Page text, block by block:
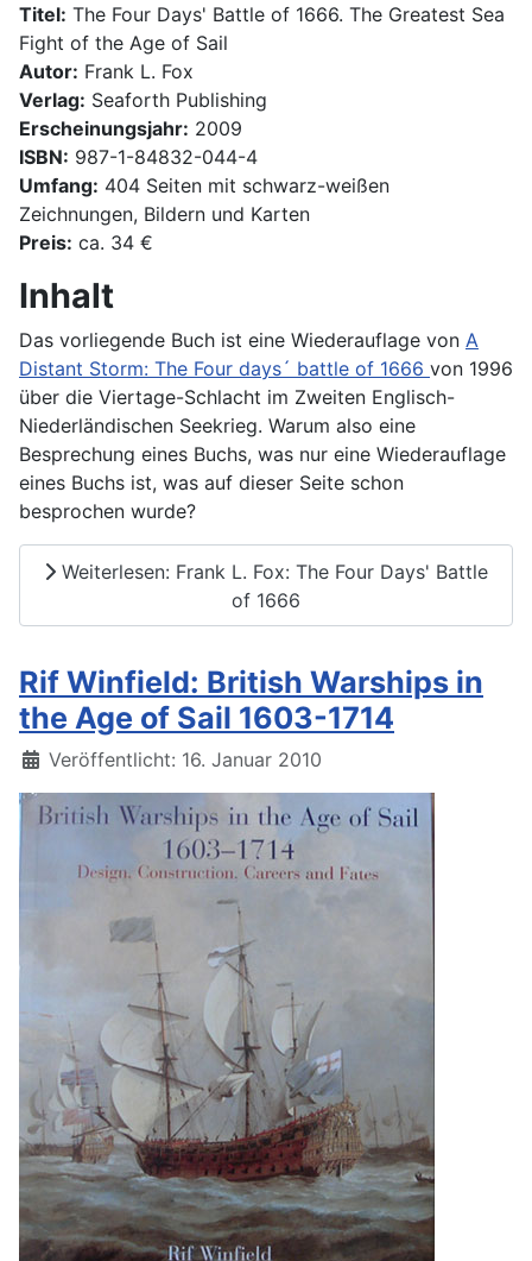
Titel: The Four Days' Battle of 1666. The Greatest Sea
Fight of the Age of Sail
Autor: Frank L. Fox
Verlag: Seaforth Publishing
Erscheinungsjahr: 2009
ISBN: 987-1-84832-044-4
Umfang: 404 Seiten mit schwarz-weißen
Zeichnungen, Bildern und Karten
Preis: ca. 34 €
Inhalt
Das vorliegende Buch ist eine Wiederauflage von A
Distant Storm: The Four days´ battle of 1666 von 1996
über die Viertage-Schlacht im Zweiten Englisch-
Niederländischen Seekrieg. Warum also eine
Besprechung eines Buchs, was nur eine Wiederauflage
eines Buchs ist, was auf dieser Seite schon
besprochen wurde?
Weiterlesen: Frank L. Fox: The Four Days' Battle
of 1666
Rif Winfield: British Warships in
the Age of Sail 1603-1714
Details
Veröffentlicht: 16. Januar 2010